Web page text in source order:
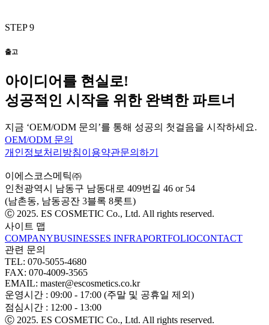
STEP 9
출고
아이디어를 현실로!
성공적인 시작을 위한 완벽한 파트너
지금 ‘OEM/ODM 문의’를 통해 성공의 첫걸음을 시작하세요.
OEM/ODM 문의
개인정보처리방침이용약관문의하기
이에스코스메틱㈜
인천광역시 남동구 남동대로 409번길 46 or 54
(남촌동, 남동공잔 3블록 8롯트)
Ⓒ 2025. ES COSMETIC Co., Ltd. All rights reserved.
사이트 맵
COMPANYBUSINESSES INFRAPORTFOLIOCONTACT
관련 문의
TEL: 070-5055-4680
FAX: 070-4009-3565
EMAIL: master@escosmetics.co.kr
운영시간 : 09:00 - 17:00 (주말 및 공휴일 제외)
점심시간 : 12:00 - 13:00
Ⓒ 2025. ES COSMETIC Co., Ltd. All rights reserved.